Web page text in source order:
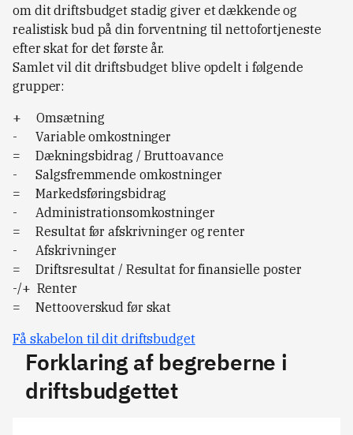
om dit driftsbudget stadig giver et dækkende og
realistisk bud på din forventning til nettofortjeneste
efter skat for det første år.
Samlet vil dit driftsbudget blive opdelt i følgende
grupper:
+ Omsætning
- Variable omkostninger
= Dækningsbidrag / Bruttoavance
- Salgsfremmende omkostninger
= Markedsføringsbidrag
- Administrationsomkostninger
= Resultat før afskrivninger og renter
- Afskrivninger
= Driftsresultat / Resultat for finansielle poster
-/+ Renter
= Nettooverskud før skat
Få skabelon til dit driftsbudget
Forklaring af begreberne i
driftsbudgettet